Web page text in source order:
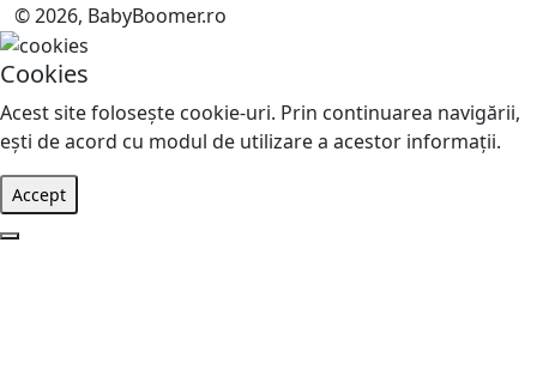
© 2026, BabyBoomer.ro
Cookies
Acest site foloseşte cookie-uri. Prin continuarea navigării,
eşti de acord cu modul de utilizare a acestor informaţii.
Accept